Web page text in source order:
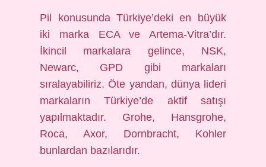
Pil konusunda Türkiye’deki en büyük
iki marka ECA ve Artema-Vitra’dır.
İkincil markalara gelince, NSK,
Newarc, GPD gibi markaları
sıralayabiliriz. Öte yandan, dünya lideri
markaların Türkiye’de aktif satışı
yapılmaktadır. Grohe, Hansgrohe,
Roca, Axor, Dornbracht, Kohler
bunlardan bazılarıdır.